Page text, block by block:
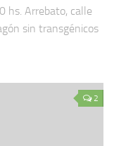
hs. Arrebato, calle
sin transgénicos
2